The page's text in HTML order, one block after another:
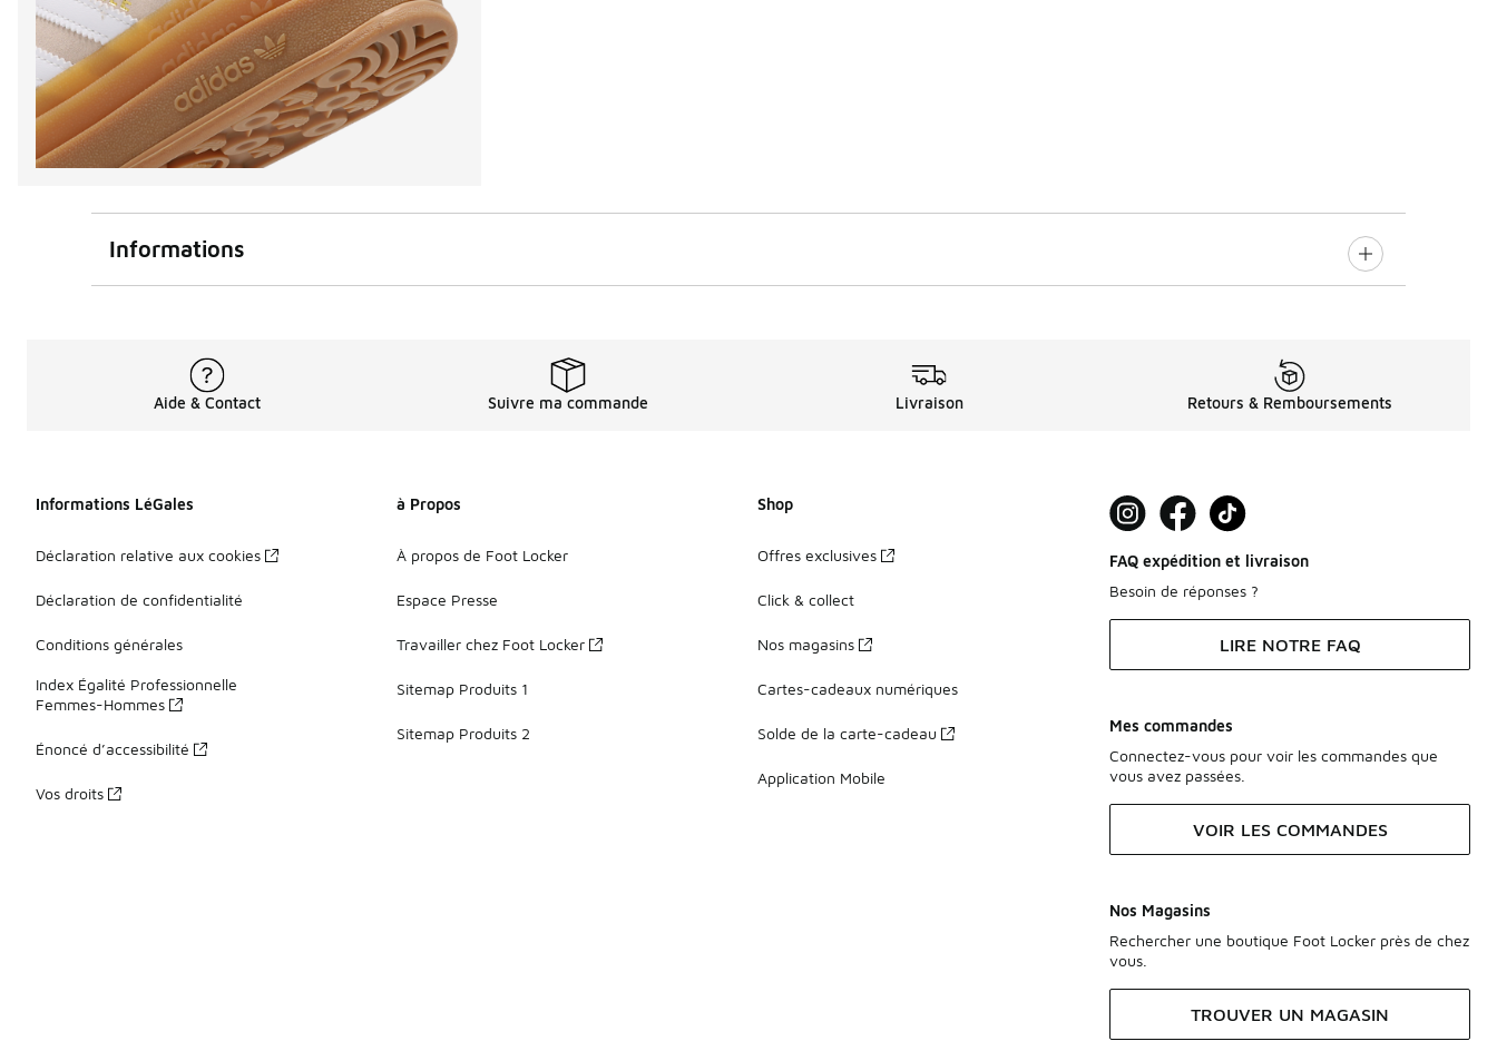
Informations
Aide & Contact Suivre ma commande Livraison Retours & Remboursements
Informations LéGales
Déclaration relative aux cookies
Déclaration de confidentialité
Conditions générales
Index Égalité Professionnelle
Femmes-Hommes
Énoncé d’accessibilité
Vos droits
à Propos
À propos de Foot Locker
Espace Presse
Travailler chez Foot Locker
Sitemap Produits 1
Sitemap Produits 2
Shop
Offres exclusives
Click & collect
Nos magasins
Cartes-cadeaux numériques
Solde de la carte-cadeau
Application Mobile
FAQ expédition et livraison
Besoin de réponses ?
LIRE NOTRE FAQ
Mes commandes
Connectez-vous pour voir les commandes que
vous avez passées.
VOIR LES COMMANDES
Nos Magasins
Rechercher une boutique Foot Locker près de chez
vous.
TROUVER UN MAGASIN